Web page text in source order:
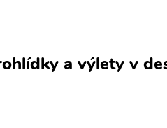
a výlety v